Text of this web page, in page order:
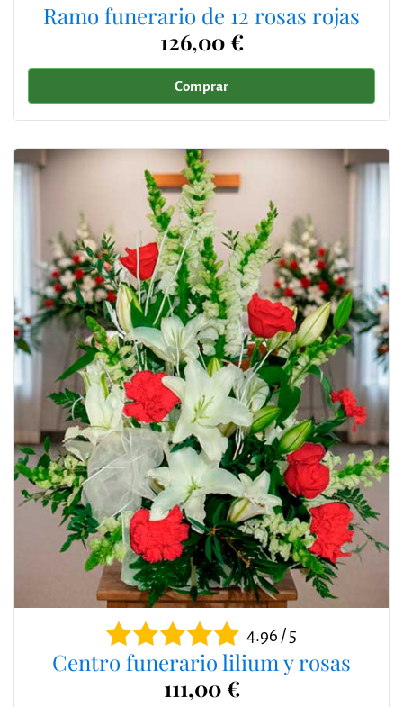
Ramo funerario de 12 rosas rojas
126,00 €
Comprar
4.96 / 5
Centro funerario lilium y rosas
111,00 €